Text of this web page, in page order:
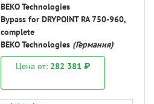
BEKO Technologies
Bypass for DRYPOINT RA 750-960,
complete
BEKO Technologies (Германия)
Цена от: 282 381 ₽